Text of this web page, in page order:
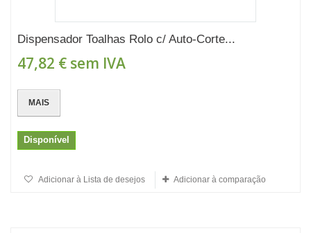
Dispensador Toalhas Rolo c/ Auto-Corte...
47,82 € sem IVA
MAIS
Disponível
Adicionar à Lista de desejos Adicionar à comparação